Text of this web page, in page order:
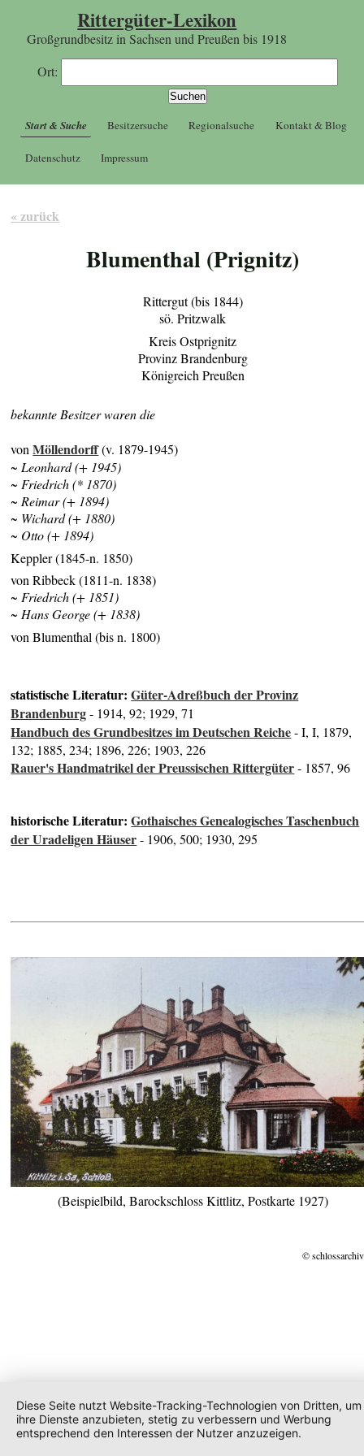
Rittergüter-Lexikon
Großgrundbesitz in Sachsen und Preußen bis 1918
Ort:
Start & Suche Besitzersuche Regionalsuche Kontakt & Blog
Datenschutz Impressum
« zurück
Blumenthal (Prignitz)
Rittergut (bis 1844)
sö. Pritzwalk
Kreis Ostprignitz
Provinz Brandenburg
Königreich Preußen
bekannte Besitzer waren die
vonMöllendorff(v. 1879-1945)
~ Leonhard (+ 1945)
~ Friedrich (* 1870)
~ Reimar (+ 1894)
~ Wichard (+ 1880)
~ Otto (+ 1894)
Keppler (1845-n. 1850)
von Ribbeck (1811-n. 1838)
~ Friedrich (+ 1851)
~ Hans George (+ 1838)
von Blumenthal (bis n. 1800)
statistische Literatur:Güter-Adreßbuch der Provinz
Brandenburg- 1914, 92; 1929, 71
Handbuch des Grundbesitzes im Deutschen Reiche- I, I, 1879,
132; 1885, 234; 1896, 226; 1903, 226
Rauer's Handmatrikel der Preussischen Rittergüter- 1857, 96
historische Literatur:Gothaisches Genealogisches Taschenbuch
der Uradeligen Häuser- 1906, 500; 1930, 295
(Beispielbild, Barockschloss Kittlitz, Postkarte 1927)
©
Diese Seite nutzt Website-Tracking-Technologien von Dritten, um
ihre Dienste anzubieten, stetig zu verbessern und Werbung
entsprechend den Interessen der Nutzer anzuzeigen.